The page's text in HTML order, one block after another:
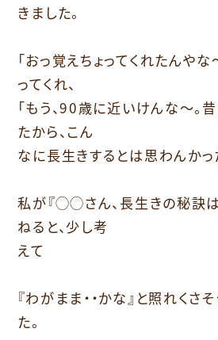
きました。
「おっ覚えちょってくれたんやな
ってくれ、
「もう、90歳に近いけんな～。
たから、こん
なに長生きするとは思わんかっ
私が『◯◯さん、長生きの秘訣
ねると、少し考
えて
『わがまま・・かな』と照れくさ
た。